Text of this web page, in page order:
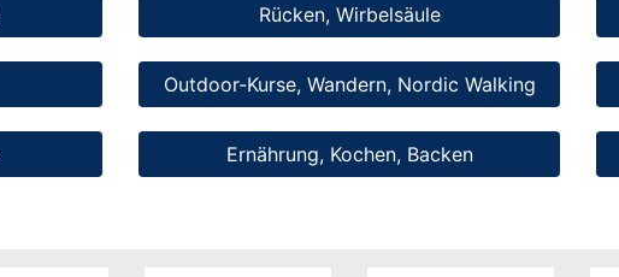
Rücken, Wirbelsäule
Outdoor-Kurse, Wandern, Nordic Walking
Ernährung, Kochen, Backen